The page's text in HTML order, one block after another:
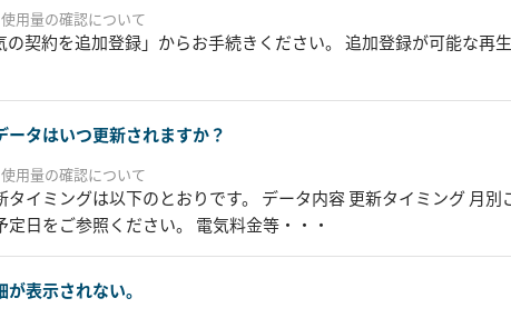
用量の確認について
の契約を追加登録」からお手続きください。 追加登録が可能な再
ータはいつ更新されますか？
用量の確認について
タイミングは以下のとおりです。 データ内容 更新タイミング 月
日をご参照ください。 電気料金等・・・
表示されない。